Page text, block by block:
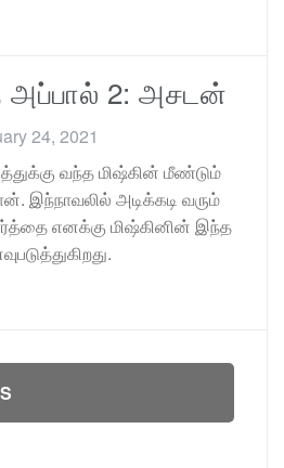
அப்பால் 2: அசடன்
24, 2021
வந்த மிஷ்கின் மீண்டும்
இந்நாவலில் அடிக்கடி வரும்
எனக்கு மிஷ்கினின் இந்த